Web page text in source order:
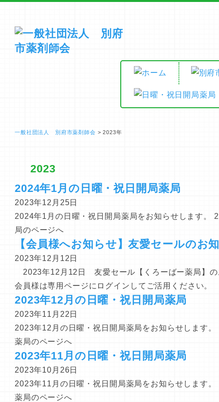
一般社団法人 別府市薬剤師会 >2023年
2023
2024年1月の日曜・祝日開局薬局
2023年12月25日
2024年1月の日曜・祝日開局薬局をお知らせします。
局のページへ
【会員様へお知らせ】友愛セールのお
2023年12月12日
2023年12月12日 友愛セール【くろーばー薬局】
会員様は専用ページにログインしてご活用ください。
2023年12月の日曜・祝日開局薬局
2023年11月22日
2023年12月の日曜・祝日開局薬局をお知らせします
薬局のページへ
2023年11月の日曜・祝日開局薬局
2023年10月26日
2023年11月の日曜・祝日開局薬局をお知らせします
薬局のページへ